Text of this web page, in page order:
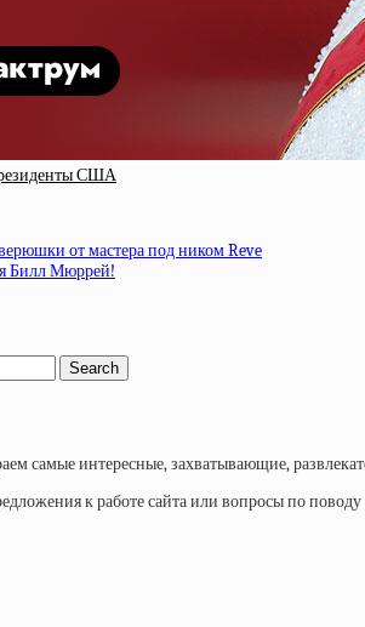
США
от мастера под ником Reve
Билл Мюррей!
самые интересные, захватывающие,
к работе сайта или вопросы по